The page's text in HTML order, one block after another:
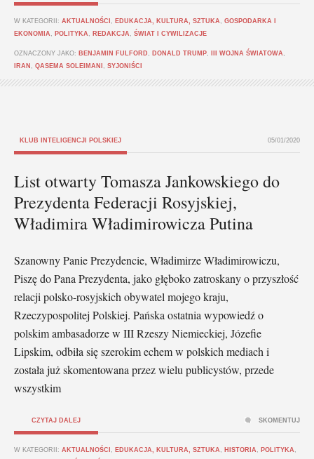
W KATEGORII: AKTUALNOŚCI EDUKACJA, KULTURA, SZTUKA
GOSPODARKA I
EKONOMIA
POLITYKA REDAKCJA ŚWIAT I CYWILIZACJE
OZNACZONY JAKO: BENJAMIN FULFORD DONALD TRUMP III WOJNA ŚWIATOWA
IRAN
QASEMA SOLEIMANI SYJONIŚCI
KLUB INTELIGENCJI POLSKIEJ 05/01/2020
List otwarty Tomasza Jankowskiego do
Prezydenta Federacji Rosyjskiej,
Władimira Władimirowicza Putina
Szanowny Panie Prezydencie, Władimirze Władimirowiczu,
Piszę do Pana Prezydenta, jako głęboko zatroskany o przyszłość
relacji polsko-rosyjskich obywatel mojego kraju,
Rzeczypospolitej Polskiej. Pańska ostatnia wypowiedź o
polskim ambasadorze w III Rzeszy Niemieckiej, Józefie
Lipskim, odbiła się szerokim echem w polskich mediach i
została już skomentowana przez wielu publicystów, przede
wszystkim
CZYTAJ DALEJ
W KATEGORII: AKTUALNOŚCI EDUKACJA, KULTURA, SZTUKA HISTORIA POLITYKA
SKOMENTUJ